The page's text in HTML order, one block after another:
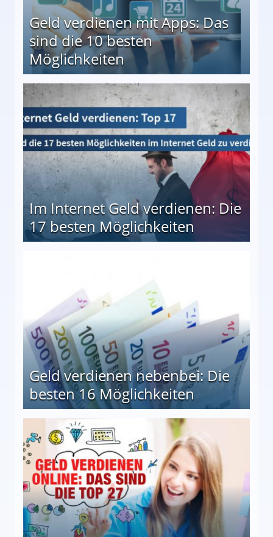
Geld verdienen mit Apps: Das
sind die 10 besten
Möglichkeiten
besten Möglichkeiten
Im Internet Geld verdienen: Die
17 besten Möglichkeiten
Geld verdienen nebenbei: Die
besten 16 Möglichkeiten